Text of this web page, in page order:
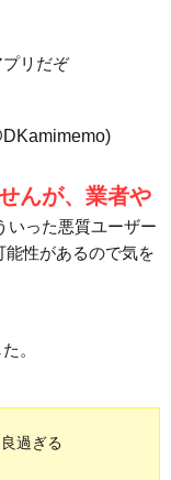
リだぞ
んが、業者や
いった悪質ユーザー
性があるので気を
。
過ぎる